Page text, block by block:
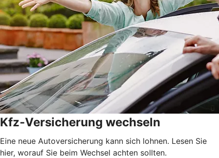
Kfz-Versicherung wechseln
Eine neue Autoversicherung kann sich lohnen. Lesen Sie
hier, worauf Sie beim Wechsel achten sollten.